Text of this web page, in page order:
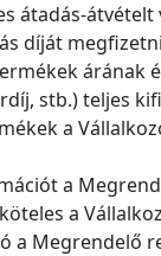
átadás-átvételt
díját
árának
stb.) teljes
a
a
a
a Megrendelő